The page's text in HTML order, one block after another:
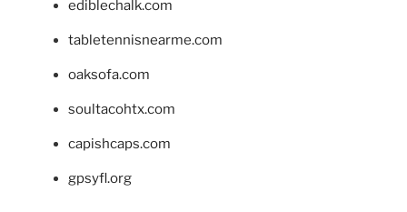
ediblechalk.com
tabletennisnearme.com
oaksofa.com
soultacohtx.com
capishcaps.com
gpsyfl.org